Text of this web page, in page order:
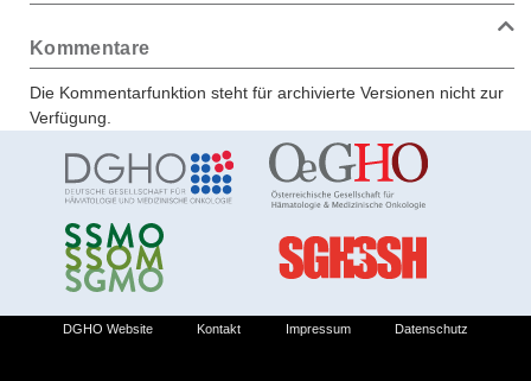
Kommentare
Die Kommentarfunktion steht für archivierte Versionen nicht zur
Verfügung.
DGHO Website Kontakt Impressum Datenschutz